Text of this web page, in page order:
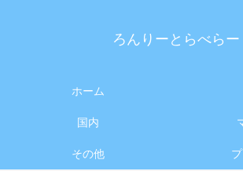
ろんりーとらべらー
ホーム
国内
その他